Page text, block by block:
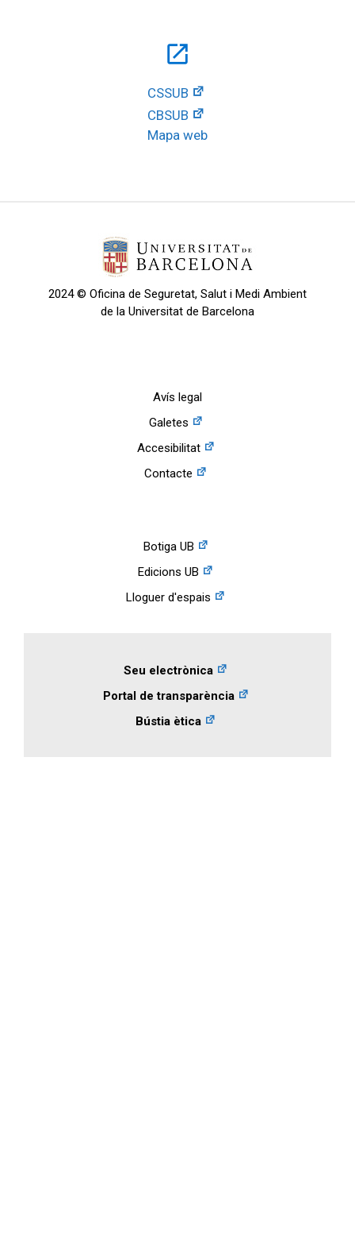
open_in_new
CSSUB
CBSUB
Mapa web
2024 © Oficina de Seguretat, Salut i Medi Ambient
de la Universitat de Barcelona
Avís legal
Galetes
Accesibilitat
Contacte
Botiga UB
Edicions UB
Lloguer d'espais
Seu electrònica
Portal de transparència
Bústia ètica